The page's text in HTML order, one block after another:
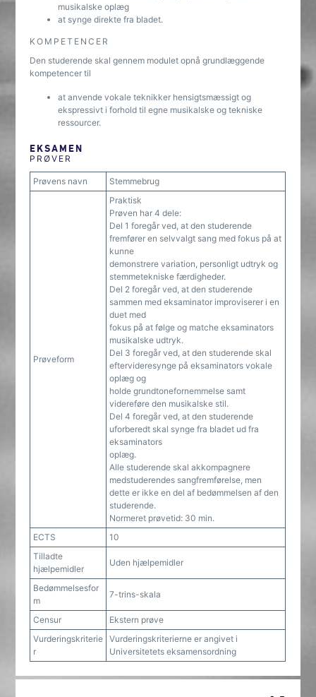
musikalske oplæg
at synge direkte fra bladet.
KOMPETENCER
Den studerende skal gennem modulet opnå grundlæggende
kompetencer til
at anvende vokale teknikker hensigtsmæssigt og
ekspressivt i forhold til egne musikalske og tekniske
ressourcer.
EKSAMEN
PRØVER
Prøvens navn Stemmebrug
Prøveform
Praktisk
Prøven har 4 dele:
Del 1 foregår ved, at den studerende
fremfører en selvvalgt sang med fokus på at
kunne
demonstrere variation, personligt udtryk og
stemmetekniske færdigheder.
Del 2 foregår ved, at den studerende
sammen med eksaminator improviserer i en
duet med
fokus på at følge og matche eksaminators
musikalske udtryk.
Del 3 foregår ved, at den studerende skal
eftervideresynge på eksaminators vokale
oplæg og
holde grundtonefornemmelse samt
videreføre den musikalske stil.
Del 4 foregår ved, at den studerende
uforberedt skal synge fra bladet ud fra
eksaminators
oplæg.
Alle studerende skal akkompagnere
medstuderendes sangfremførelse, men
dette er ikke en del af bedømmelsen af den
studerende.
Normeret prøvetid: 30 min.
ECTS
10
Tilladte
hjælpemidler
Uden hjælpemidler
Bedømmelsesfor
m
7-trins-skala
Censur
Ekstern prøve
Vurderingskriterie
r
Vurderingskriterierne er angivet i
Universitetets eksamensordning